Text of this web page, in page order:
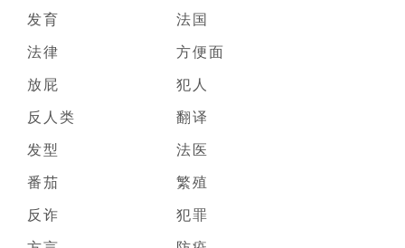
发育
法国
法律
方便面
放屁
犯人
反人类
翻译
发型
法医
番茄
繁殖
反诈
犯罪